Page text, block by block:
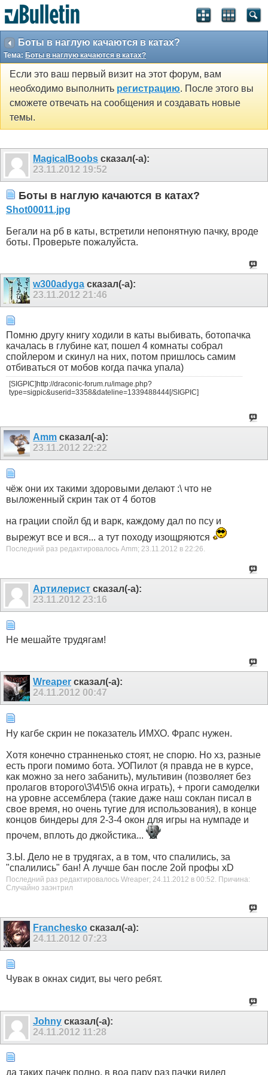
Боты в наглую качаются в катах?
Тема: Боты в наглую качаются в катах?
Если это ваш первый визит на этот форум, вам
необходимо выполнить регистрацию. После этого вы
сможете отвечать на сообщения и создавать новые
темы.
MagicalBoobs сказал(-а):
23.11.2012 19:52
Боты в наглую качаются в катах?
Shot00011.jpg
Бегали на рб в каты, встретили непонятную пачку, вроде
боты. Проверьте пожалуйста.
w300adyga сказал(-а):
23.11.2012 21:46
Помню другу книгу ходили в каты выбивать, ботопачка
качалась в глубине кат, пошел 4 комнаты собрал
спойлером и скинул на них, потом пришлось самим
отбиваться от мобов когда пачка упала)
[SIGPIC]http://draconic-forum.ru/image.php?
type=sigpic&userid=3358&dateline=1339488444[/SIGPIC]
Amm сказал(-а):
23.11.2012 22:22
чёж они их такими здоровыми делают :\ что не
выложенный скрин так от 4 ботов
на грации спойл бд и варк, каждому дал по псу и
вырежут все и вся... а тут походу изощряются
Последний раз редактировалось Amm; 23.11.2012 в 22:26
Артилерист сказал(-а):
23.11.2012 23:16
Не мешайте трудягам!
Wreaper сказал(-а):
24.11.2012 00:47
Ну кагбе скрин не показатель ИМХО. Фрапс нужен.
Хотя конечно странненько стоят, не спорю. Но хз, разные
есть проги помимо бота. УОПилот (я правда не в курсе,
как можно за него забанить), мультивин (позволяет без
пролагов второго\3\4\5\6 окна играть), + проги самоделки
на уровне ассемблера (такие даже наш соклан писал в
свое время, но очень тугие для использования), в конце
концов биндеры для 2-3-4 окон для игры на нумпаде и
прочем, вплоть до джойстика...
З.Ы. Дело не в трудягах, а в том, что спалились, за
"спалились" бан! А лучше бан после 2ой профы хD
Последний раз редактировалось Wreaper; 24.11.2012 в 00:52. Причина:
Случайно заэнтрил
Franchesko сказал(-а):
24.11.2012 07:23
Чувак в окнах сидит, вы чего ребят.
Johny сказал(-а):
24.11.2012 11:28
да таких пачек полно. в воа пару раз пачки видел